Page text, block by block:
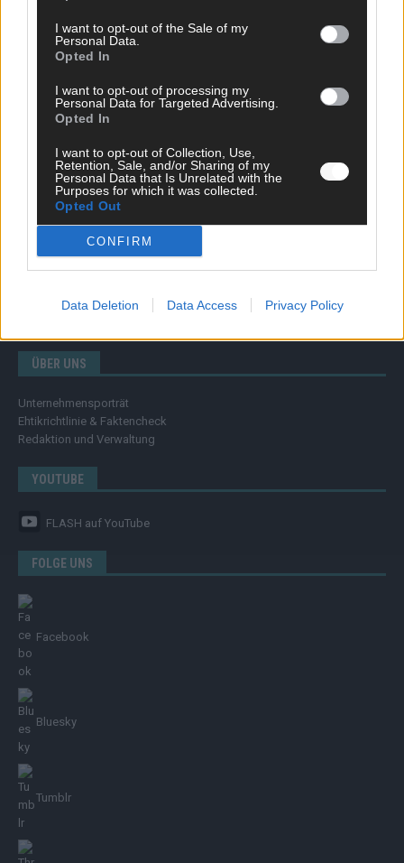
I want to opt-out of the Sale of my
Personal Data.
Opted In
I want to opt-out of processing my
Personal Data for Targeted Advertising.
Opted In
I want to opt-out of Collection, Use,
Retention, Sale, and/or Sharing of my
Personal Data that Is Unrelated with the
Purposes for which it was collected.
Opted Out
CONFIRM
Data Deletion Data Access Privacy Policy
SCHNELL ZUM RESSORT
Nachrichten
Ratgeber
Wissen
Kommentar
Streams & Storys
ÜBER UNS
Unternehmensporträt
Ehtikrichtlinie & Faktencheck
Redaktion und Verwaltung
YOUTUBE
FLASH auf YouTube
FOLGE UNS
Facebook
Bluesky
Tumblr